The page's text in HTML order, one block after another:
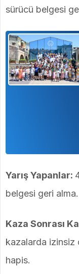
sürücü belgesi
Yarış Yapanlar:
belgesi geri alma.
Kaza Sonrası
kazalarda izinsiz
hapis.